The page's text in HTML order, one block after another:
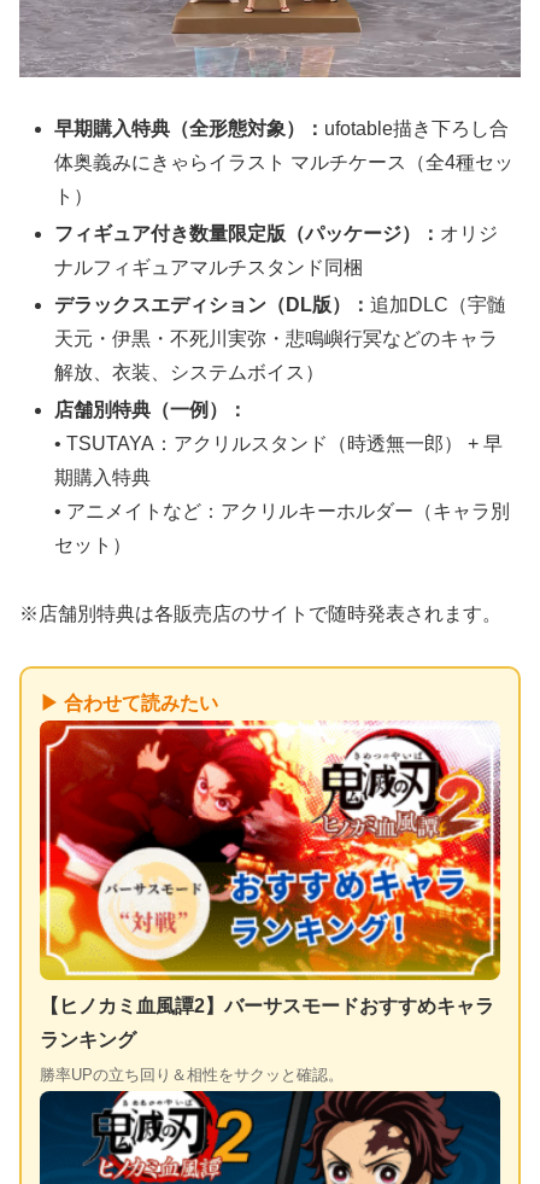
早期購入特典（全形態対象）： ufotable描き下ろし合
体奥義みにきゃらイラスト マルチケース（全4種セッ
ト）
フィギュア付き数量限定版（パッケージ）： オリジ
ナルフィギュアマルチスタンド同梱
デラックスエディション（DL版）：追加DLC（宇髄
天元・伊黒・不死川実弥・悲鳴嶼行冥などのキャラ
解放、衣装、システムボイス）
店舗別特典（一例）：
• TSUTAYA：アクリルスタンド（時透無一郎） + 早
期購入特典
• アニメイトなど：アクリルキーホルダー（キャラ別
セット）
※店舗別特典は各販売店のサイトで随時発表されます。
▶ 合わせて読みたい
【ヒノカミ血風譚2】バーサスモードおすすめキャラ
ランキング
勝率UPの立ち回り＆相性をサクッと確認。